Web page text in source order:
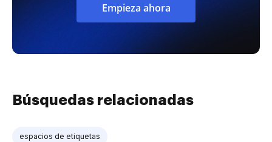
Empieza ahora
Búsquedas relacionadas
espacios de etiquetas